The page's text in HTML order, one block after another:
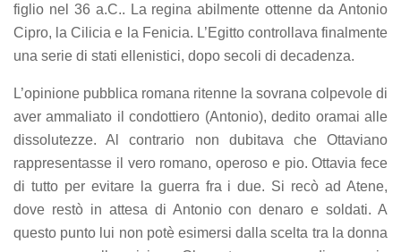
figlio nel 36 a.C.. La regina abilmente ottenne da Antonio
Cipro, la Cilicia e la Fenicia. L’Egitto controllava finalmente
una serie di stati ellenistici, dopo secoli di decadenza.
L’opinione pubblica romana ritenne la sovrana colpevole di
aver ammaliato il condottiero (Antonio), dedito oramai alle
dissolutezze. Al contrario non dubitava che Ottaviano
rappresentasse il vero romano, operoso e pio. Ottavia fece
di tutto per evitare la guerra fra i due. Si recò ad Atene,
dove restò in attesa di Antonio con denaro e soldati. A
questo punto lui non potè esimersi dalla scelta tra la donna